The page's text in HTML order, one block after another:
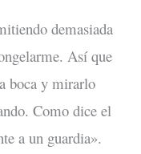
demasiada
Así que
boca y mirarlo
Como dice el
a un guardia».